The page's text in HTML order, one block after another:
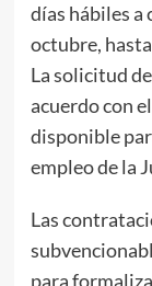
días hábiles a
octubre,
La solicitud
acuerdo con
disponible
empleo de la
Las
para